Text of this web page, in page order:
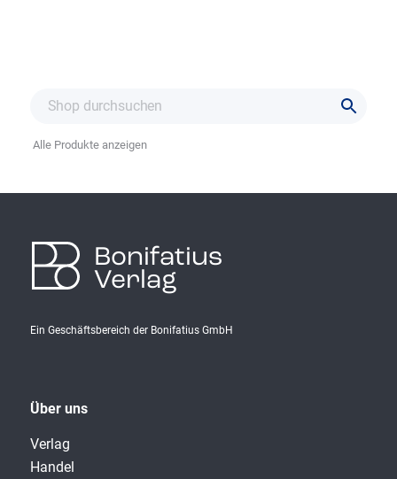
Alle Produkte anzeigen
Bonifatius
Verlag
Ein Geschäftsbereich der Bonifatius GmbH
Über uns
Verlag
Handel